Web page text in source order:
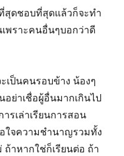
สุดชอบที่สุดแล้วก็จะทำ
พราะคนอื่นๆบอกว่าดี
เป็นคนรอบข้าง น้องๆ
อย่าเชื่อผู้อื่นมากเกินไป
รเล่าเรียนการสอน
ใจความชำนาญรวมทั้ง
าหากใช่ก็เรียนต่อ ถ้า